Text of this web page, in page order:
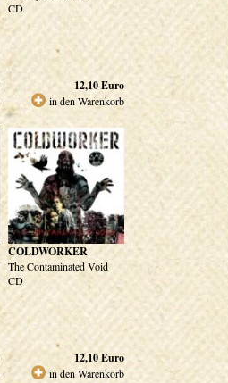
CD
12,10Euro
in den Warenkorb
COLDWORKER
The Contaminated Void
CD
12,10Euro
in den Warenkorb